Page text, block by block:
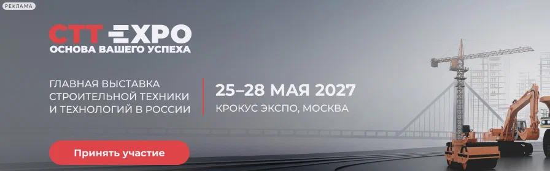
РЕКЛАМА